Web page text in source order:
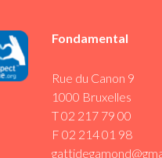
Fondamental
Rue du Canon 9
1000 Bruxelles
T 02 217 79 00
F 02 214 01 98